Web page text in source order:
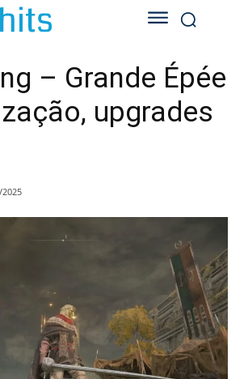
– Grande Épée
upgrades